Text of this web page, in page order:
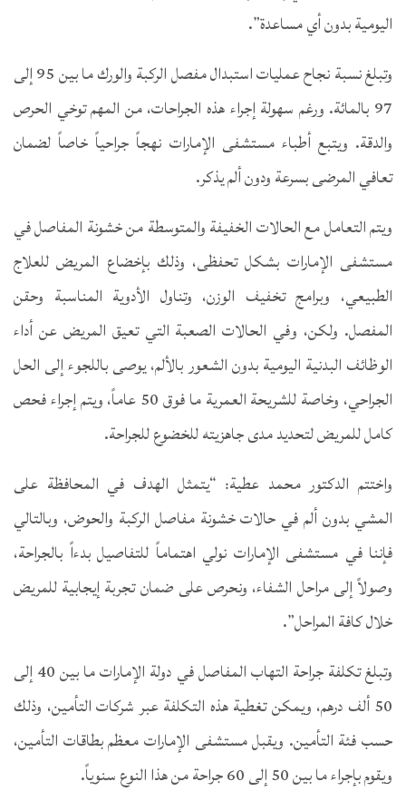
اليومية بدون أي مساعدة”.
وتبلغ نسبة نجاح عمليات استبدال مفصل الركبة والورك ما بين 95 إلى
97 بالمائة. ورغم سهولة إجراء هذه الجراحات، من المهم توخي الحرص
والدقة. ويتبع أطباء مستشفى الإمارات نهجاً جراحياً خاصاً لضمان
تعافي المرضى بسرعة ودون ألم يذكر.
ويتم التعامل مع الحالات الخفيفة والمتوسطة من خشونة المفاصل في
مستشفى الإمارات بشكل تحفظى، وذلك بإخضاع المريض للعلاج
الطبيعي، وبرامج تخفيف الوزن، وتناول الأدوية المناسبة وحقن
المفصل. ولكن، وفي الحالات الصعبة التي تعيق المريض عن أداء
الوظائف البدنية اليومية بدون الشعور بالألم، يوصى باللجوء إلى الحل
الجراحي، وخاصة للشريحة العمرية ما فوق 50 عاماً، ويتم إجراء فحص
كامل للمريض لتحديد مدى جاهزيته للخضوع للجراحة.
واختتم الدكتور محمد عطية: “يتمثل الهدف في المحافظة على
المشي بدون ألم في حالات خشونة مفاصل الركبة والحوض، وبالتالي
فإننا في مستشفى الإمارات نولي اهتماماً للتفاصيل بدءاً بالجراحة،
وصولاً إلى مراحل الشفاء، ونحرص على ضمان تجربة إيجابية للمريض
خلال كافة المراحل”.
وتبلغ تكلفة جراحة التهاب المفاصل في دولة الإمارات ما بين 40 إلى
50 ألف درهم، ويمكن تغطية هذه التكلفة عبر شركات التأمين، وذلك
حسب فئة التأمين. ويقبل مستشفى الإمارات معظم بطاقات التأمين،
ويقوم بإجراء ما بين 50 إلى 60 جراحة من هذا النوع سنوياً.